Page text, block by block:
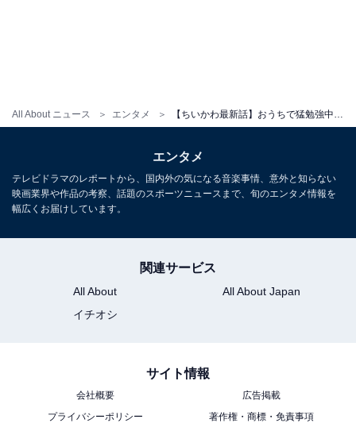
All About ニュース エンタメ
エンタメ
テレビドラマのレポートから、国内外の気になる音楽事情、意外と知らない
映画業界や作品の考察、話題のスポーツニュースまで、旬のエンタメ情報を
幅広くお届けしています。
関連サービス
All About
All About Japan
イチオシ
サイト情報
会社概要
広告掲載
プライバシーポリシー
著作権・商標・免責事項